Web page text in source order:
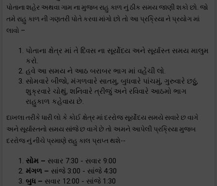
પોતાના શહેર અથવા ગામ ના મુજબ રાહુ કાળ નું ઠીક સમય જાણી શકો છો. જો
તમે રાહુ કાળ ની ગણતરી પોતે કરવા માંગો છો તો આ પ્રક્રિયા ને પ્રયોગ માં
લાવો –
પોતાના ક્ષેત્ર માં તે દિવસ ના સૂર્યોદય અને સૂર્યાસ્ત સમય માલુમ
કરો.
હવે આ સમય ને આઠ બરાબર ભાગ માં વહેંચી લો.
સોમવારે બીજો, મંગળવારે સાતમુ, બુધવારે પાંચમું, ગુરુવારે છઠ્ઠું,
શુક્રવારે ચોથું, શનિવારે ત્રીજું અને રવિવારે આઠમો ભાગ
રાહુકાળ કહેવાય છે.
દાખલા તરીકે ધારી લો કે કોઈ ક્ષેત્ર માં દરરોજ સૂર્યોદય સમયે સવારે છ વાગે
અને સૂર્યાસ્તનો સમય સાંજે છ વાગે છે તો અમને આપેલી પ્રક્રિયા મુજબ
દરરોજ નું નીચે પ્રમાણે રાહુ કાલ પ્રાપ્ત થશે--
સોમ – સવાર 7:30 - સવાર 9:00
મંગળ – સાંજે 3:00 - સાંજે 4:30
બુધ – સવાર 12:00 - સાંજે 1:30